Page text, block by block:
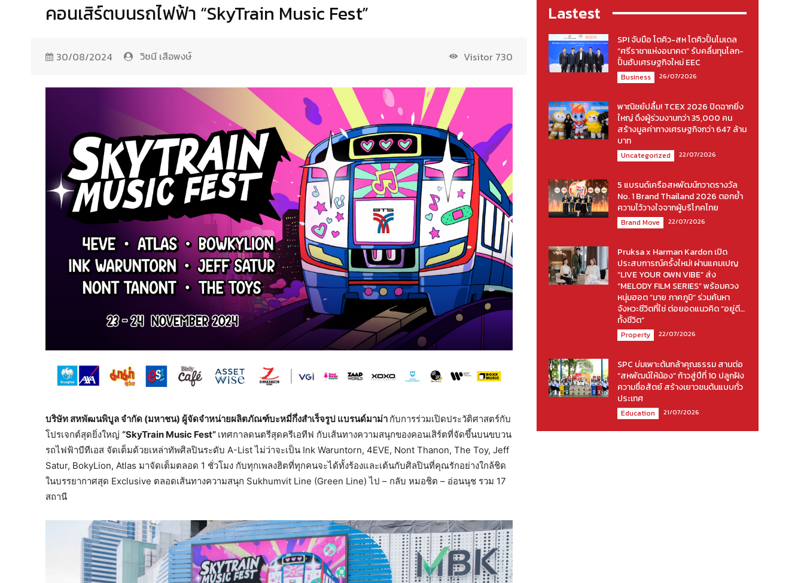
คอนเสิร์ตบนรถไฟฟ้า “SkyTrain Music Fest”
30/08/2024 วิชนี เสือพงษ์ Visitor 730
บริษัท สหพัฒนพิบูล จำกัด (มหาชน) ผู้จัดจำหน่ายผลิตภัณฑ์บะหมี่กึ่งสำเร็จรูป แบรนด์มาม่า กับการร่วมเปิดประวัติศาสตร์กับ
โปรเจกต์สุดยิ่งใหญ่ “SkyTrain Music Fest” เทศกาลดนตรีสุดครีเอทีฟ กับเส้นทางความสนุกของคอนเสิร์ตที่จัดขึ้นบนขบวน
รถไฟฟ้าบีทีเอส จัดเต็มด้วยเหล่าทัพศิลปินระดับ A-List ไม่ว่าจะเป็น Ink Waruntorn, 4EVE, Nont Thanon, The Toy, Jeff
Satur, BokyLion, Atlas มาจัดเต็มตลอด 1 ชั่วโมง กับทุกเพลงฮิตที่ทุกคนจะได้ทั้งร้องและเต้นกับศิลปินที่คุณรักอย่างใกล้ชิด
ในบรรยากาศสุด Exclusive ตลอดเส้นทางความสนุก Sukhumvit Line (Green Line) ไป – กลับ หมอชิต – อ่อนนุช รวม 17
สถานี
Lastest
SPI จับมือ โตคิว-สห โตคิวปั้นโมเดล
“ศรีราชาแห่งอนาคต” รับคลื่นทุนโลก-
ปั้นฮับเศรษฐกิจใหม่ EEC
Business 26/07/2026
พาณิชย์ปลื้ม! TCEX 2026 ปิดฉากยิ่ง
ใหญ่ ดึงผู้ร่วมงานกว่า 35,000 คน
สร้างมูลค่าทางเศรษฐกิจกว่า 647 ล้าน
บาท
Uncategorized 22/07/2026
5 แบรนด์เครือสหพัฒน์กวาดรางวัล
No. 1 Brand Thailand 2026 ตอกย้ำ
ความไว้วางใจจากผู้บริโภคไทย
Brand Move 22/07/2026
Pruksa x Harman Kardon เปิด
ประสบการณ์ครั้งใหม่! ผ่านแคมเปญ
“LIVE YOUR OWN VIBE” ส่ง
“MELODY FILM SERIES” พร้อมควง
หนุ่มฮอต “มาย ภาคภูมิ” ร่วมค้นหา
จังหวะชีวิตที่ใช่ ต่อยอดแนวคิด “อยู่ดี…
ทั้งชีวิต”
Property 22/07/2026
SPC บ่มเพาะต้นกล้าคุณธรรม สานต่อ
“สหพัฒน์ให้น้อง” ก้าวสู่ปีที่ 10 ปลูกฝัง
ความซื่อสัตย์ สร้างเยาวชนต้นแบบทั่ว
ประเทศ
Education 21/07/2026